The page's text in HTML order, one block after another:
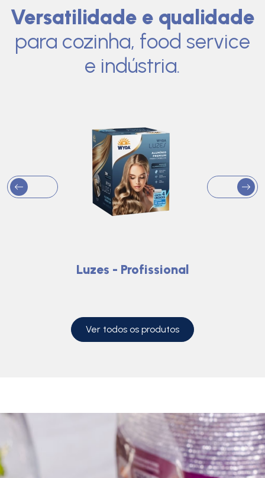
Versatilidade e qualidade
para cozinha, food service
e indústria.
Luzes - Profissional
Ver todos os produtos